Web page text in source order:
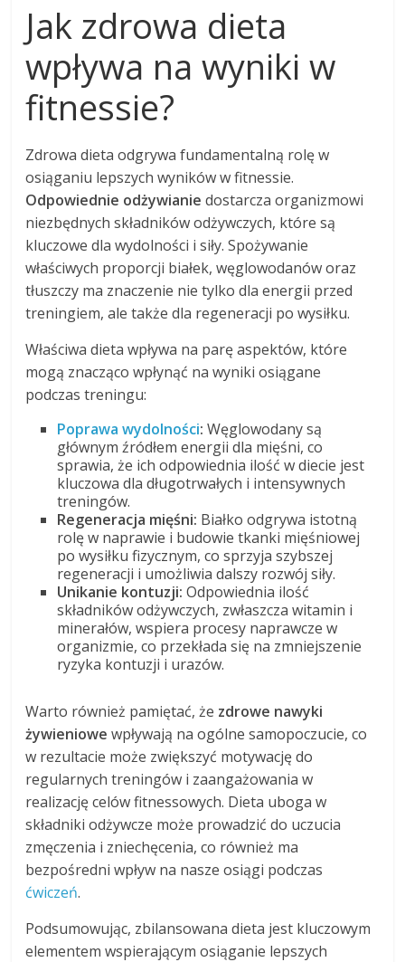
Jak zdrowa dieta
wpływa na wyniki w
fitnessie?
Zdrowa dieta odgrywa fundamentalną rolę w
osiąganiu lepszych wyników w fitnessie.
Odpowiednie odżywianie dostarcza organizmowi
niezbędnych składników odżywczych, które są
kluczowe dla wydolności i siły. Spożywanie
właściwych proporcji białek, węglowodanów oraz
tłuszczy ma znaczenie nie tylko dla energii przed
treningiem, ale także dla regeneracji po wysiłku.
Właściwa dieta wpływa na parę aspektów, które
mogą znacząco wpłynąć na wyniki osiągane
podczas treningu:
Poprawa wydolności: Węglowodany są
głównym źródłem energii dla mięśni, co
sprawia, że ich odpowiednia ilość w diecie jest
kluczowa dla długotrwałych i intensywnych
treningów.
Regeneracja mięśni: Białko odgrywa istotną
rolę w naprawie i budowie tkanki mięśniowej
po wysiłku fizycznym, co sprzyja szybszej
regeneracji i umożliwia dalszy rozwój siły.
Unikanie kontuzji: Odpowiednia ilość
składników odżywczych, zwłaszcza witamin i
minerałów, wspiera procesy naprawcze w
organizmie, co przekłada się na zmniejszenie
ryzyka kontuzji i urazów.
Warto również pamiętać, że zdrowe nawyki
żywieniowe wpływają na ogólne samopoczucie, co
w rezultacie może zwiększyć motywację do
regularnych treningów i zaangażowania w
realizację celów fitnessowych. Dieta uboga w
składniki odżywcze może prowadzić do uczucia
zmęczenia i zniechęcenia, co również ma
bezpośredni wpływ na nasze osiągi podczas
ćwiczeń.
Podsumowując, zbilansowana dieta jest kluczowym
elementem wspierającym osiąganie lepszych